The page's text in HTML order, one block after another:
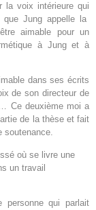
la voix intérieure qui
Jung appelle la
aimable pour un
à Jung et à
dans ses écrits
de son directeur de
Ce deuxième moi a
de la thèse et fait
soutenance.
où se livre une
un travail
personne qui parlait